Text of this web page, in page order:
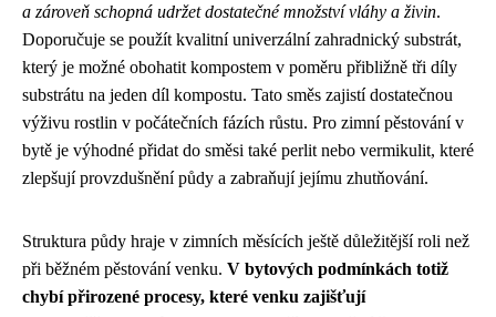
a zároveň schopná udržet dostatečné množství vláhy a živin.
Doporučuje se použít kvalitní univerzální zahradnický substrát,
který je možné obohatit kompostem v poměru přibližně tři díly
substrátu na jeden díl kompostu. Tato směs zajistí dostatečnou
výživu rostlin v počátečních fázích růstu. Pro zimní pěstování v
bytě je výhodné přidat do směsi také perlit nebo vermikulit, které
zlepšují provzdušnění půdy a zabraňují jejímu zhutňování.
Struktura půdy hraje v zimních měsících ještě důležitější roli než
při běžném pěstování venku. V bytových podmínkách totiž
chybí přirozené procesy, které venku zajišťují